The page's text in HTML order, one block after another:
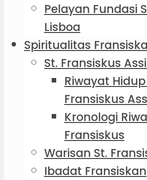
Pelayan Fundasi
Lisboa
Spiritualitas
St. Fransiskus
Riwayat Hidup
Fransiskus
Kronologi
Fransiskus
Warisan St.
Ibadat Fransiskan